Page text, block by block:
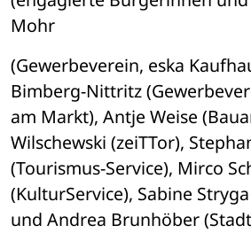
Mohr
(Gewerbeverein, eska
Bimberg-Nittritz
am Markt), Antje Weise
Wilschewski (zeiTTor),
(Tourismus-Service), Mirco
(KulturService), Sabine
und Andrea Brunhöber